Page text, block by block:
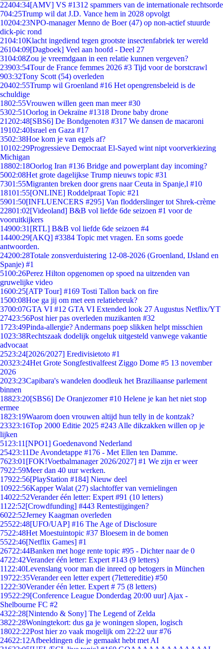
22404:34[AMV] VS #1312 spammers van de internationale rechtsorde
704:25Trump wil dat J.D. Vance hem in 2028 opvolgt
10204:23NPO-manager Menno de Boer (47) op non-actief stuurde
dick-pic rond
2104:10Klacht ingediend tegen grootste insectenfabriek ter wereld
26104:09[Dagboek] Veel aan hoofd - Deel 27
3104:08Zou je vreemdgaan in een relatie kunnen vergeven?
23903:54Tour de France femmes 2026 #3 Tijd voor de borstcrawl
903:32Tony Scott (54) overleden
20402:55Trump wil Groenland #16 Het opengrensbeleid is de
schuldige
1802:55Vrouwen willen geen man meer #30
5302:51Oorlog in Oekraïne #1318 Drone baby drone
21202:48[SBS6] De Bondgenoten #317 We dansen de macaroni
19102:40Israel en Gaza #17
3502:38Hoe kom je van egels af?
10102:29Progressieve Democraat El-Sayed wint nipt voorverkiezing
Michigan
18802:18Oorlog Iran #136 Bridge and powerplant day incoming?
5002:08Het grote dagelijkse Trump nieuws topic #31
7301:55Migranten breken door grens naar Ceuta in Spanje,l #10
18101:55[ONLINE] Roddelpraat Topic #21
5901:50[INFLUENCERS #295] Van flodderslinger tot Shrek-crème
22801:02[Videoland] B&B vol liefde 6de seizoen #1 voor de
vooruitkijkers
14900:31 [RTL] B&B vol liefde 6de seizoen #4
14400:29[AKQ] #3384 Topic met vragen. En soms goede
antwoorden.
24200:28Totale zonsverduistering 12-08-2026 (Groenland, IJsland en
Spanje) #1
5100:26Perez Hilton opgenomen op spoed na uitzenden van
gruwelijke video
1600:25[ATP Tour] #169 Tosti Tallon back on fire
1500:08Hoe ga jij om met een relatiebreuk?
3700:07GTA VI #12 GTA VI Extended look 27 Augustus Netflix/YT
27423:56Post hier pas overleden muzikanten #32
1723:49Pinda-allergie? Andermans poep slikken helpt misschien
1023:38Rechtszaak dodelijk ongeluk uitgesteld vanwege vakantie
advocaat
2523:24[2026/2027] Eredivisietoto #1
20323:24Het Grote Songfestivalfeest Ziggo Dome #5 13 november
2026
2023:23Capibara's wandelen doodleuk het Braziliaanse parlement
binnen
18823:20[SBS6] De Oranjezomer #10 Helene je kan het niet stop
ermee
1823:19Waarom doen vrouwen altijd hun telly in de kontzak?
23323:16Top 2000 Editie 2025 #243 Alle dikzakken willen op je
lijken
51 23:11 [NPO1] Goedenavond Nederland
25423:11De Avondetappe #176 - Met Ellen ten Damme.
7623:01 [FOK!Voetbalmanager 2026/2027] #1 We zijn er weer
7922:59Meer dan 40 uur werken.
17922:56[PlayStation #184] Nieuw deel
10922:56Kapper Walat (27) slachtoffer van vernielingen
14022:52Verander één letter: Expert #91 (10 letters)
11 22:52[Crowdfunding] #443 Rentestijgingen?
6022:52Jerney Kaagman overleden
25522:48[UFO/UAP] #16 The Age of Disclosure
7522:48Het Moestuintopic #37 Bloesem in de bomen
5522:46[Netflix Games] #1
26722:44Banken met hoge rente topic #95 - Dichter naar de 0
4722:42Verander één letter: Expert #143 (9 letters)
11 22:40Levenslang voor man die inreed op betogers in München
19722:35Verander een letter expert (7lettereditie) #50
1222:30Verander één letter. Expert # 75 (8 letters)
19522:29[Conference League Donderdag 20:00 uur] Ajax -
Shelbourne FC #2
4322:28[Nintendo & Sony] The Legend of Zelda
3822:28Woningtekort: dus ga je woningen slopen, logisch
18022:22Post hier zo vaak mogelijk om 22:22 uur #76
24622:12Afbeeldingen die je gemaakt hebt met AI